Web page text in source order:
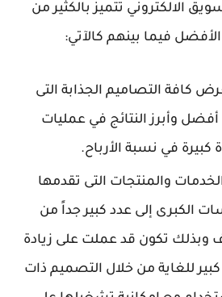
الالكتروني تتميز بالكثير من
فيما بينهم كالآتي:
كافة التصاميم الجذابة التى
وأبرز النتائج في عمليات
كبيرة في نسبة الأرباح.
والمنتجات التى تقدمها
الكبرى إلى عدد كبير جداً من
وبذلك تكون قد عملت على زيادة
للغاية من خلال التصميم ذات